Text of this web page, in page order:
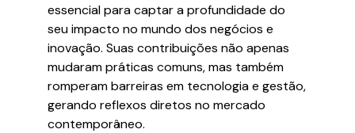
essencial para captar a profundidade do
seu impacto no mundo dos negócios e
inovação. Suas contribuições não apenas
mudaram práticas comuns, mas também
romperam barreiras em tecnologia e gestão,
gerando reflexos diretos no mercado
contemporâneo.